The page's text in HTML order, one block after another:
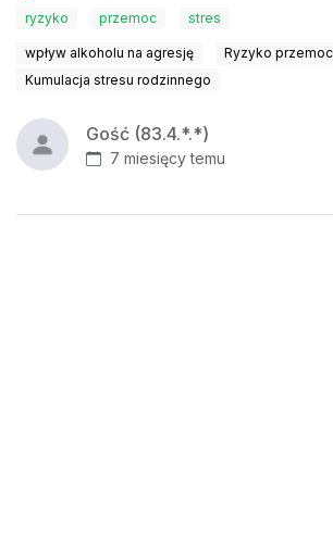
ryzyko przemoc stres
wpływ alkoholu na agresję
Ryzyko
Kumulacja stresu rodzinnego
Gość (83.4.*.*)
7 miesięcy temu